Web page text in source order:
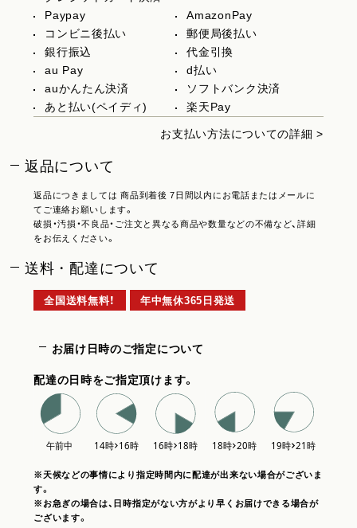
Paypay
AmazonPay
コンビニ後払い
郵便局後払い
銀行振込
代金引換
au Pay
d払い
auかんたん決済
ソフトバンク決済
あと払い(ペイディ)
楽天Pay
お支払い方法についての詳細 >
返品について
返品につきましては 商品到着後 7日間以内にお電話またはメールに
てご連絡お願いします。
破損・汚損・不良品・ご注文と異なる商品や数量などの不備など、詳細
をお伝えください。
送料・配達について
全国送料無料！ 年中無休365日発送
お届け日時のご指定について
配達の日時をご指定頂けます。
※天候などの事情により指定時間内に配達が出来ない場合がございま
す。
※お急ぎの場合は、日時指定がない方がより早くお届けできる場合が
ございます。